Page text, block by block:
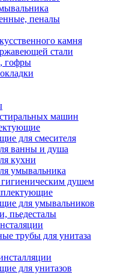
пеналы
камня
стали
гофры
машин
для смесителя
ванны и душа
кухни
умывальника
душем
для умывальников
пьедесталы
трубы для унитаза
для унитазов